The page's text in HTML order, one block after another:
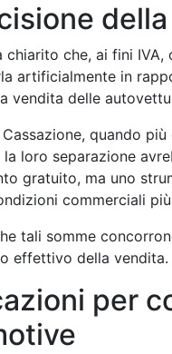
chiarito che, ai fini IVA,
artificialmente in
vendita delle
quando
la loro separazione
gratuito, ma uno
commerciali
tali somme
effettivo della vendita.
per